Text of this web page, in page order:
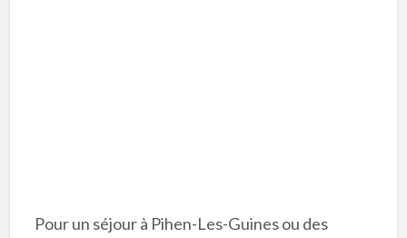
Pour un séjour à Pihen-Les-Guines ou des